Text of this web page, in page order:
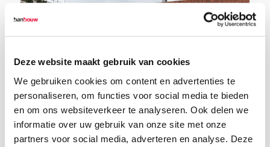
Deze website maakt gebruik van cookies
We gebruiken cookies om content en advertenties te
personaliseren, om functies voor social media te bieden
en om ons websiteverkeer te analyseren. Ook delen we
informatie over uw gebruik van onze site met onze
partners voor social media, adverteren en analyse. Deze